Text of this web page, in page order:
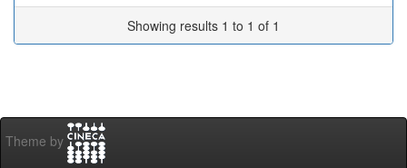
Showing results 1 to 1 of 1
Theme by